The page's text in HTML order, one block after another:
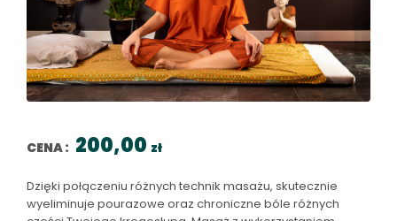
CENA : 200,00 zł
Dzięki połączeniu różnych technik masażu, skutecznie
wyeliminuje pourazowe oraz chroniczne bóle różnych